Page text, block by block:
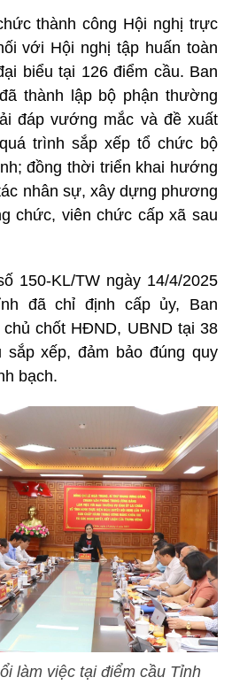
thành công Hội nghị trực
với Hội nghị tập huấn toàn
biểu tại 126 điểm cầu. Ban
thành lập bộ phận thường
đáp vướng mắc và đề xuất
trình sắp xếp tổ chức bộ
đồng thời triển khai hướng
nhân sự, xây dựng phương
chức, viên chức cấp xã sau
150-KL/TW ngày 14/4/2025
đã chỉ định cấp ủy, Ban
chốt HĐND, UBND tại 38
xếp, đảm bảo đúng quy
bạch.
làm việc tại điểm cầu Tỉnh